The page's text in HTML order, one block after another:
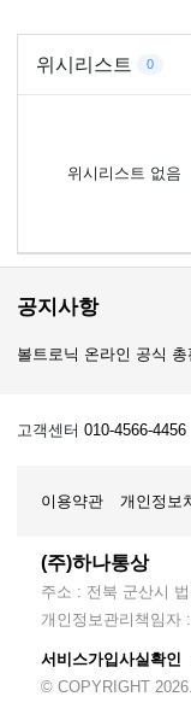
위시리스트 0
위시리스트 없음
공지사항
볼트로닉 온라인 공식
고객센터 010-4566-4456
이용약관 개인정보
(주)하나통상
주소 : 전북 군산시
개인정보관리책임자
서비스가입사실확인
© COPYRIGHT